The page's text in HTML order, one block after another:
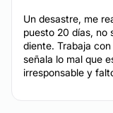
Un desastre, me
puesto 20 días, no
diente. Trabaja
señala lo mal que
irresponsable y